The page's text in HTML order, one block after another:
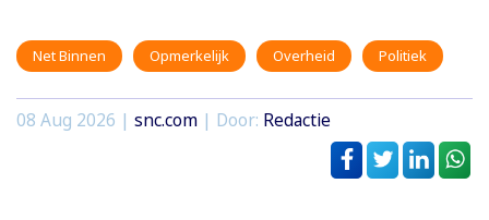
Net Binnen Opmerkelijk Overheid Politiek
08 Aug 2026 | snc.com | Door: Redactie